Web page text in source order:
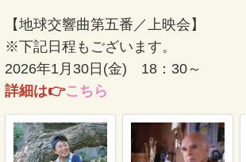
【地球交響曲第五番／上映会】
※下記日程もございます。
2026年1月30日(金) 18：30～
詳細は👉こちら